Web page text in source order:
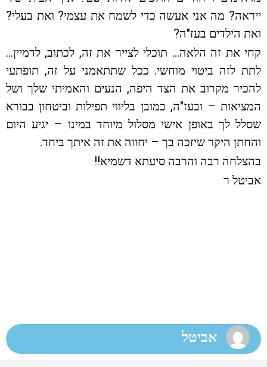
ייראה? מה אני אעשה כדי לשמח את עצמי? ואת בעלי?
ואת הילדים בעז"ה?
קחי את זה הלאה… תוכלי לצייר את זה, לכתוב, לדמיין…
לתת לזה ביטוי מוחשי. ככל שתתאמני על זה, תופתעי
להכיר מקרוב את הצד היפה, הנעים והאמיתי שלך ושל
המציאות – ובעז"ה, כמובן בליווי תפילות וביטחון בבורא
שסלל לך באופן אישי מסלול מיוחד במינו – יגיע היום
והחתן היקר שיזכה בך – יחווה את זה איתך ביחד.
בהצלחה רבה והרבה סיעתא דשמיא!!
אביטל ר
אביטל